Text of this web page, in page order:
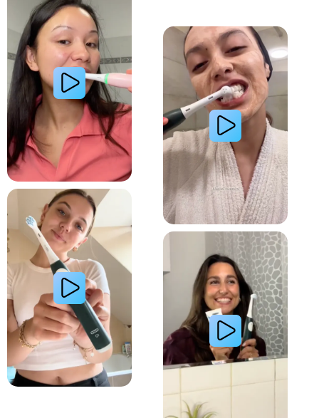
Lire la vidéo : Une jeune femme partage sa
Lire la vidéo : La routine du matin d’une jeune femme avec le système de brosse à dents
Lire la vidéo : Le secret d’une jeune femme